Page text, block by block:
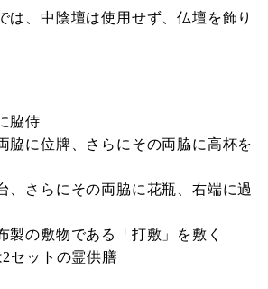
は、中陰壇は使用せず、仏壇を飾り
脇侍
に位牌、さらにその両脇に高杯を
さらにその両脇に花瓶、右端に過
製の敷物である「打敷」を敷く
セットの霊供膳